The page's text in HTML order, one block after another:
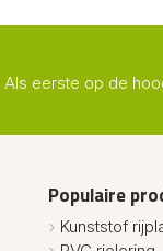
Als eerste op de
Populaire
Kunststof